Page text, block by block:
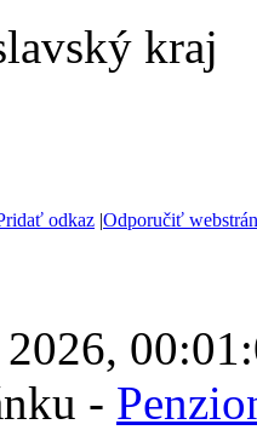
kraj
odkaz |Odporučiť
2026,
-